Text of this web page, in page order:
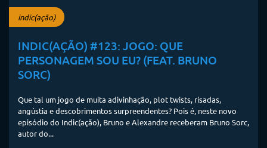
indic(ação)
INDIC(AÇÃO) #123: JOGO: QUE
PERSONAGEM SOU EU? (FEAT. BRUNO
SORC)
Que tal um jogo de muita adivinhação, plot twists, risadas,
angústia e descobrimentos surpreendentes? Pois é, neste novo
episódio do Indic(ação), Bruno e Alexandre receberam Bruno Sorc,
autor do...